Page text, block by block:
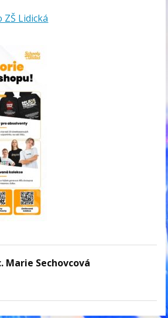
Lidická
Marie Sechovcová